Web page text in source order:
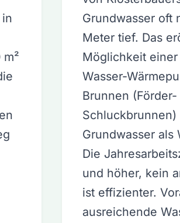
Grundwasser oft
Meter tief. Das
Möglichkeit einer
Wasser-
Brunnen (Förder-
Grundwasser als
Die
und höher, kein
ist effizienter.
ausreichende